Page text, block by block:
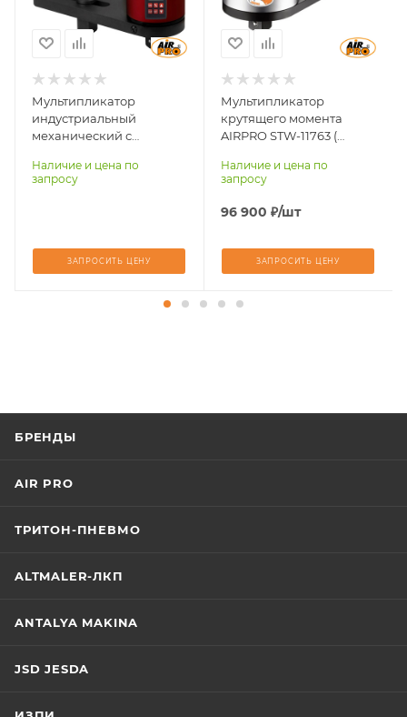
2000
Мультипликатор
индустриальный
механический с
настройкой момента
AIRPRO STW-339DG
Наличие и цена по
запросу
ЗАПРОСИТЬ ЦЕНУ
1:12
Момент затяжки max,
600-2700
Мультипликатор
крутящего момента
AIRPRO STW-11763 (
вых.=2700N*m;
Пер.число 1:16;
Коэф.усиления1:12,5)
Наличие и цена по
запросу
96 900 ₽/шт
ЗАПРОСИТЬ ЦЕНУ
БРЕНДЫ
AIR PRO
ТРИТОН-ПНЕВМО
ALTMALER-ЛКП
ANTALYA MAKINA
JSD JESDA